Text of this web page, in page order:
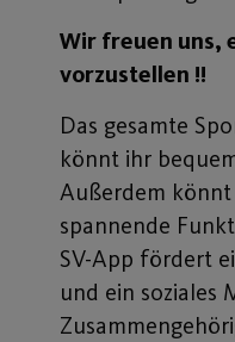
Wir freuen uns,
vorzustellen !!
Das gesamte
könnt ihr
Außerdem
spannende
SV-App fördert
und ein soziales